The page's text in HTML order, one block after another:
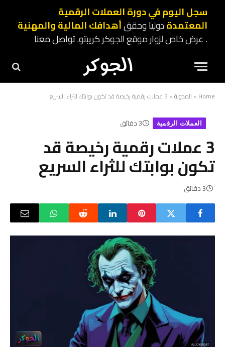
سجل اليوم في دورة العملات الرقمية
المعتمدةدوليا وحققأهدافك المالية والمهنية
. عرض خاص لزوار موقع الجوكر كريبتو.تواصل معنا
Home
» المدونة» 3 عملات رقمية رخيصة قد تكون بوابتك للثراء السريع
العملات الرقمية 3 دقائق
3 عملات رقمية رخيصة قد
تكون بوابتك للثراء السريع
3 دقائق